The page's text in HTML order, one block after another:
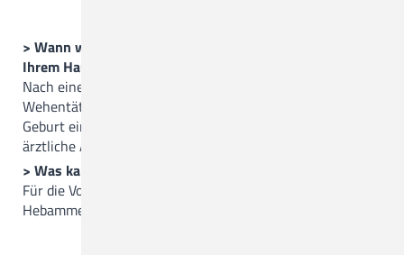
> Wann wird nach einem Blasensprung die Geburt in
Ihrem Haus i.d.R. eingeleitet?
Nach einem vorzeitigen Blasensprung mit ausbleibender
Wehentätigkeit wird standardmäßig nach 12 Stunden die
Geburt eingeleitet. Vorab wird eine individuelle Anamnese,
ärztliche Aufklärung und Ihr Einverständnis erfolgen.
> Was kann ich tun, wenn ich keine Hebamme finde?
Für die Vorsorge können Sie sich gerne an unsere
Hebammen wenden.